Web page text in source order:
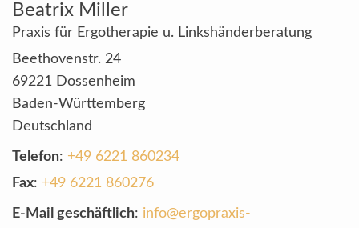
Beatrix Miller
Praxis für Ergotherapie u. Linkshänderberatung
Beethovenstr. 24
69221 Dossenheim
Baden-Württemberg
Deutschland
Telefon: +49 6221 860234
Fax: +49 6221 860276
E-Mail geschäftlich: info@ergopraxis-